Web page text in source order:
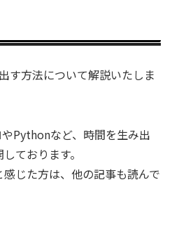
す方法について解説いたしま
Pythonなど、時間を生み出
ております。
じた方は、他の記事も読んで